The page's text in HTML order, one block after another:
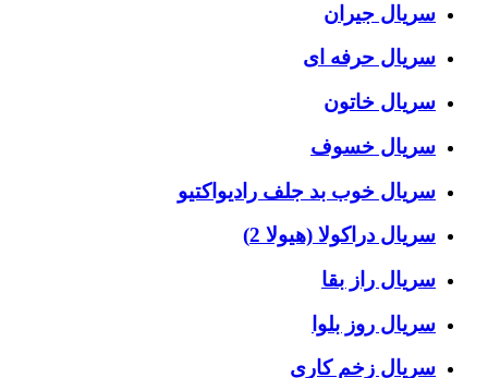
سریال جیران
سریال حرفه ای
سریال خاتون
سریال خسوف
سریال خوب بد جلف رادیواکتیو
سریال دراکولا (هیولا 2)
سریال راز بقا
سریال روز بلوا
سریال زخم کاری